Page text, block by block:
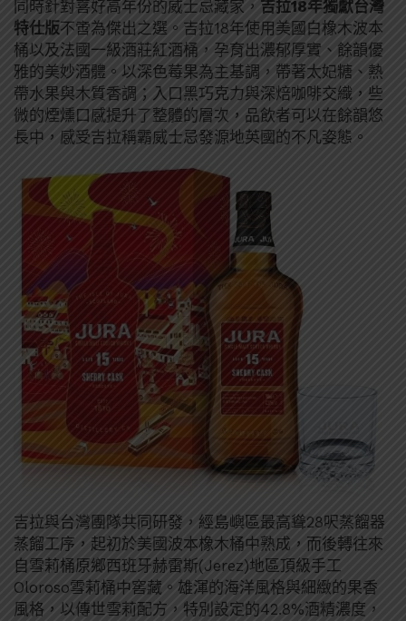
同時針對喜好高年份的威士忌藏家， 吉拉18年獨獻台灣
特仕版不啻為傑出之選。吉拉18年使用美國白橡木波本
桶以及法國一級酒莊紅酒桶，孕育出濃郁厚實、餘韻優
雅的美妙酒體。以深色莓果為主基調，帶著太妃糖、熱
帶水果與木質香調；入口黑巧克力與深焙咖啡交織，些
微的煙燻口感提升了整體的層次，品飲者可以在餘韻悠
長中，感受吉拉稱霸威士忌發源地英國的不凡姿態。
吉拉與台灣團隊共同研發，經島嶼區最高聳28呎蒸餾器
蒸餾工序，起初於美國波本橡木桶中熟成，而後轉往來
自雪莉桶原鄉西班牙赫雷斯(Jerez)地區頂級手工
Oloroso雪莉桶中窖藏。雄渾的海洋風格與細緻的果香
風格，以傳世雪莉配方，特別設定的42.8%酒精濃度，